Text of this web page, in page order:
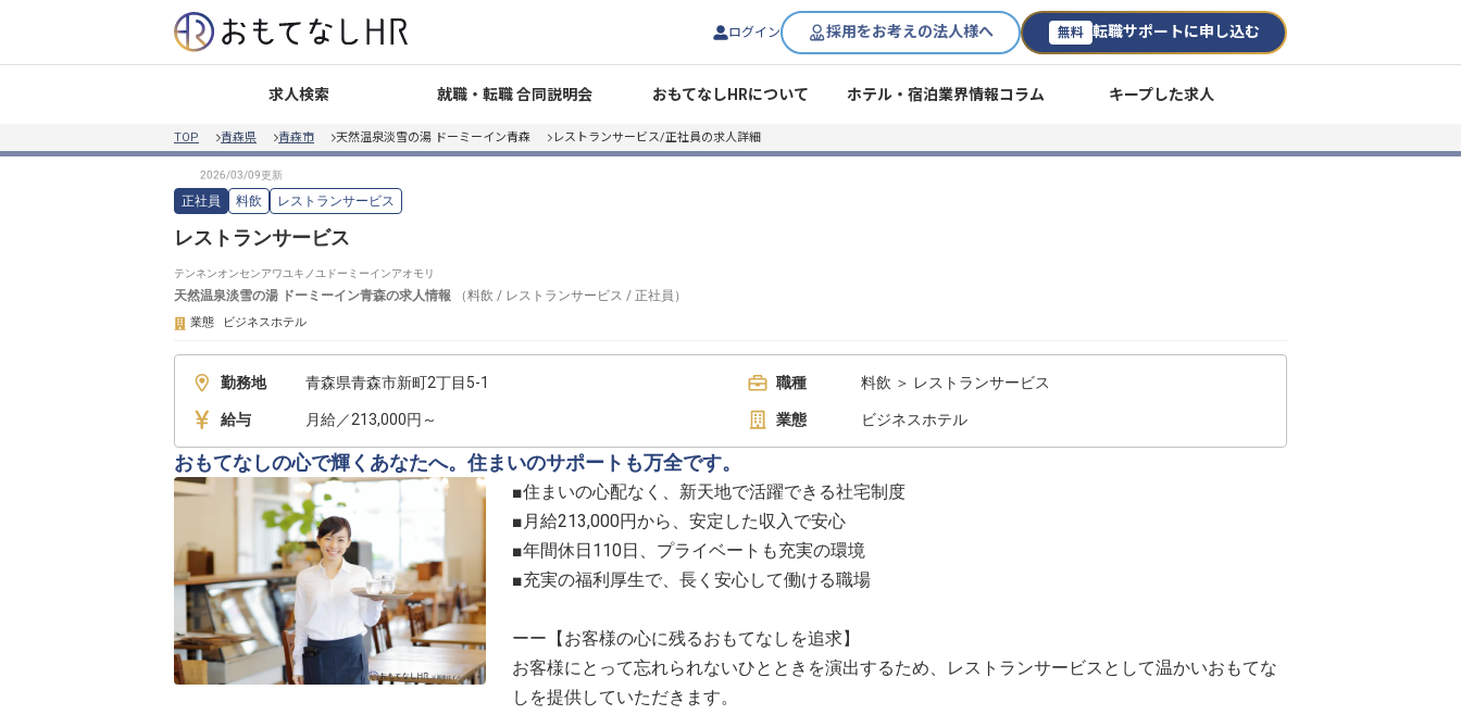
ログイン 採用をお考えの法人様へ 無料 転職サポートに申し込む
求人検索 就職・転職 合同説明会 おもてなしHRについて ホテル・宿泊業界情報コラム キープした求人
TOP 青森県 青森市 天然温泉淡雪の湯 ドーミーイン青森 レストランサービス/正社員の求人詳細
正社員 料飲 レストランサービス
レストランサービス
テンネンオンセンアワユキノユドーミーインアオモリ
天然温泉淡雪の湯 ドーミーイン青森の求人情報 （料飲 / レストランサービス / 正社員 ）
業態 ビジネスホテル
勤務地 青森県青森市新町2丁目5-1 職種 料飲 ＞ レストランサービス
給与 月給／213,000円～ 業態 ビジネスホテル
おもてなしの心で輝くあなたへ。住まいのサポートも万全です。
■住まいの心配なく、新天地で活躍できる社宅制度
■月給213,000円から、安定した収入で安心
■年間休日110日、プライベートも充実の環境
■充実の福利厚生で、長く安心して働ける職場
ーー【お客様の心に残るおもてなしを追求】
お客様にとって忘れられないひとときを演出するため、レストランサービスとして温かいおもてな
しを提供していただきます。